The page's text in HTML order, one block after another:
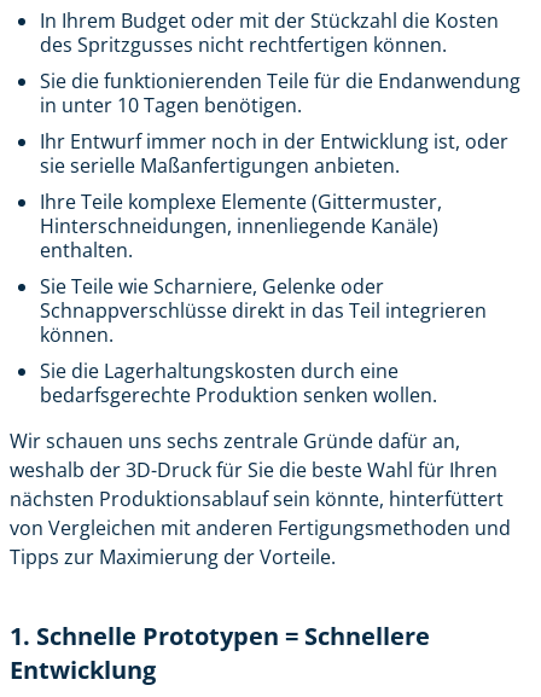
In Ihrem Budget oder mit der Stückzahl die Kosten
des Spritzgusses nicht rechtfertigen können.
Sie die funktionierenden Teile für die Endanwendung
in unter 10 Tagen benötigen.
Ihr Entwurf immer noch in der Entwicklung ist, oder
sie serielle Maßanfertigungen anbieten.
Ihre Teile komplexe Elemente (Gittermuster,
Hinterschneidungen, innenliegende Kanäle)
enthalten.
Sie Teile wie Scharniere, Gelenke oder
Schnappverschlüsse direkt in das Teil integrieren
können.
Sie die Lagerhaltungskosten durch eine
bedarfsgerechte Produktion senken wollen.
Wir schauen uns sechs zentrale Gründe dafür an,
weshalb der 3D-Druck für Sie die beste Wahl für Ihren
nächsten Produktionsablauf sein könnte, hinterfüttert
von Vergleichen mit anderen Fertigungsmethoden und
Tipps zur Maximierung der Vorteile.
1. Schnelle Prototypen = Schnellere
Entwicklung